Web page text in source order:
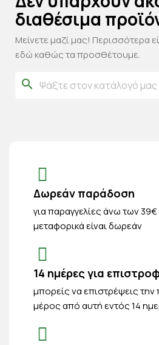
διαθέσιμα
Μείνετε μαζί μας! Περισσότερα
εδώ καθώς τα προσθέτουμε.
search
Δωρεάν παράδοση
για παραγγελίες άνω των 39€
μεταφορικά είναι δωρεάν
14 ημέρες για
μπορείς να επιστρέψεις την
μέρος από αυτή εντός 14